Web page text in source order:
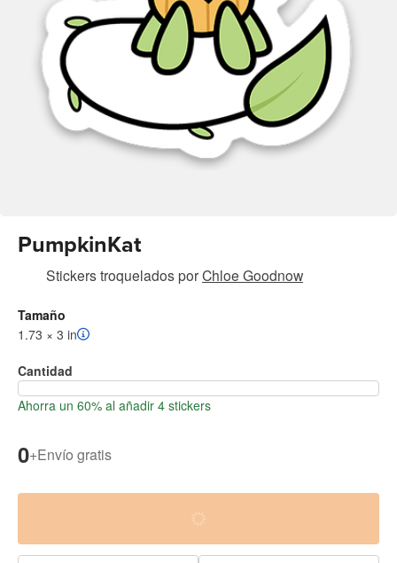
PumpkinKat
Stickers troqueladosporChloe Goodnow
Tamaño
1.73 × 3 in
Cantidad
Ahorra un 60% al añadir 4 stickers
0+Envío gratis